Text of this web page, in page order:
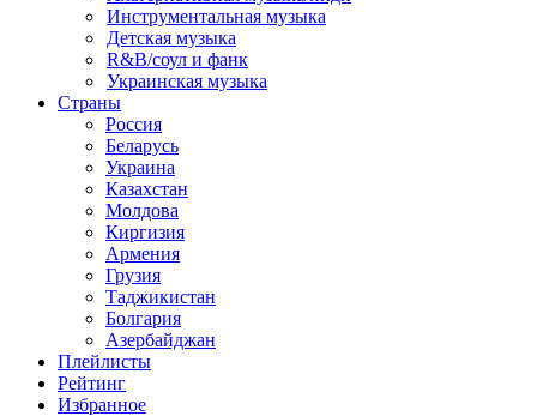
Инструментальная музыка
Детская музыка
R&B/cоул и фанк
Украинская музыка
Страны
Россия
Беларусь
Украина
Казахстан
Молдова
Киргизия
Армения
Грузия
Таджикистан
Болгария
Азербайджан
Плейлисты
Рейтинг
Избранное